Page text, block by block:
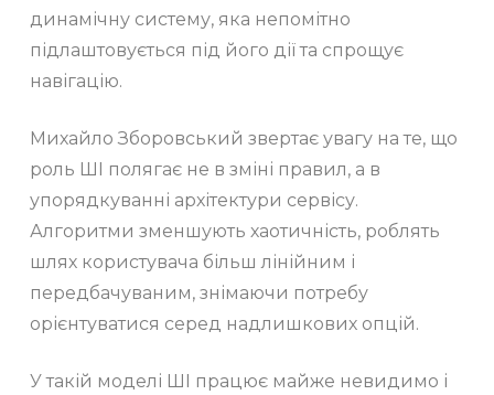
динамічну систему, яка непомітно
підлаштовується під його дії та спрощує
навігацію.
Михайло Зборовський звертає увагу на те, що
роль ШІ полягає не в зміні правил, а в
упорядкуванні архітектури сервісу.
Алгоритми зменшують хаотичність, роблять
шлях користувача більш лінійним і
передбачуваним, знімаючи потребу
орієнтуватися серед надлишкових опцій.
У такій моделі ШІ працює майже невидимо і